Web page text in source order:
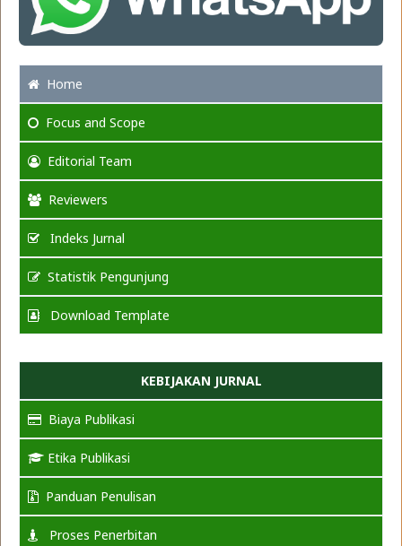
Home
Focus and Scope
Editorial Team
Reviewers
Indeks Jurnal
Statistik Pengunjung
Download Template
KEBIJAKAN JURNAL
Biaya Publikasi
Etika Publikasi
Panduan Penulisan
Proses Penerbitan